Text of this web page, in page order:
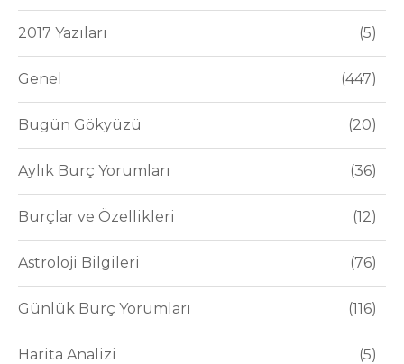
2017 Yazıları 5
Genel 447
Bugün Gökyüzü 20
Aylık Burç Yorumları 36
Burçlar ve Özellikleri 12
Astroloji Bilgileri 76
Günlük Burç Yorumları 116
Harita Analizi 5